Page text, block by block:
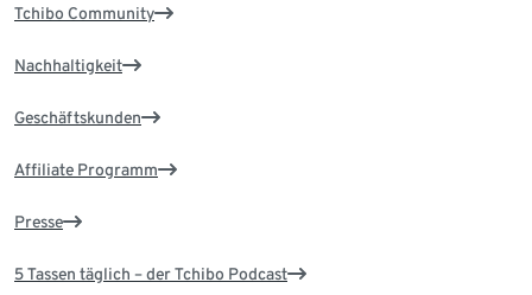
Tchibo Community
Nachhaltigkeit
Geschäftskunden
Affiliate Programm
Presse
5 Tassen täglich – der Tchibo Podcast